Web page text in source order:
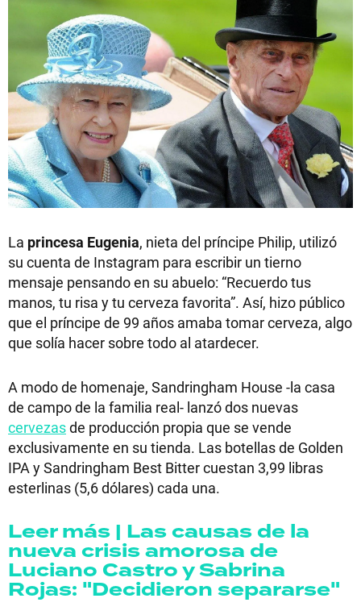
La princesa Eugenia, nieta del príncipe Philip, utilizó
su cuenta de Instagram para escribir un tierno
mensaje pensando en su abuelo: “Recuerdo tus
manos, tu risa y tu cerveza favorita”. Así, hizo público
que el príncipe de 99 años amaba tomar cerveza, algo
que solía hacer sobre todo al atardecer.
A modo de homenaje, Sandringham House -la casa
de campo de la familia real- lanzó dos nuevas
cervezasde producción propia que se vende
exclusivamente en su tienda. Las botellas de Golden
IPA y Sandringham Best Bitter cuestan 3,99 libras
esterlinas (5,6 dólares) cada una.
Leer más | Las causas de la
nueva crisis amorosa de
Luciano Castro y Sabrina
Rojas: "Decidieron separarse"